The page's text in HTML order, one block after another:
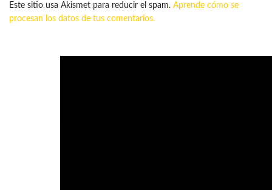
Este sitio usa Akismet para reducir el spam. Aprende cómo se
procesan los datos de tus comentarios.